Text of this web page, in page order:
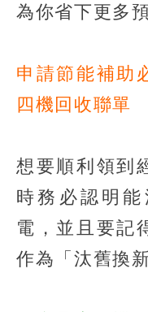
為你省下更多預
申請節能補助
四機回收聯單
想要順利領到
時務必認明
電，並且要記
作為「汰舊換